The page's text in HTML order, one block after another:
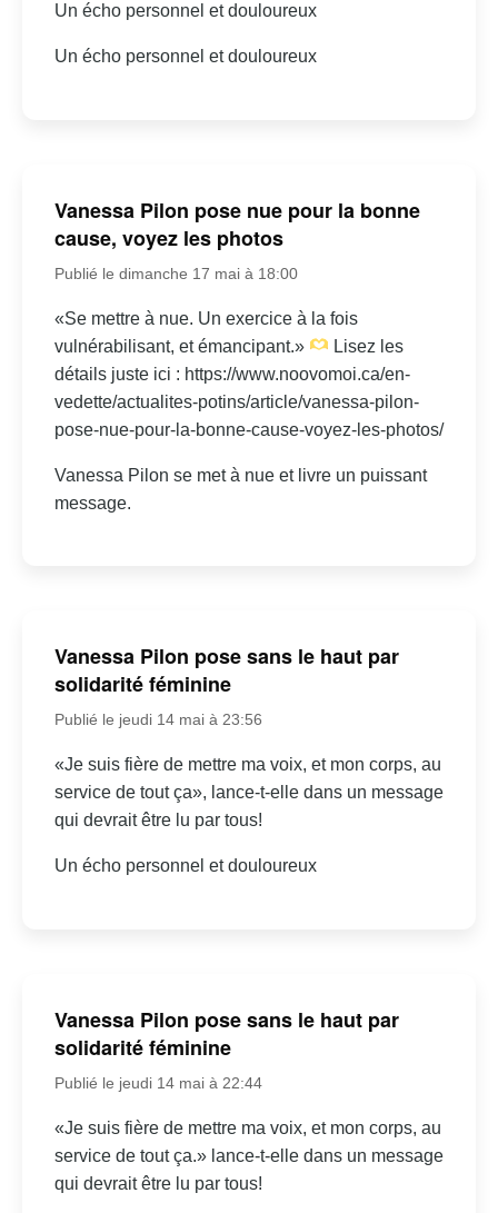
Un écho personnel et douloureux
Un écho personnel et douloureux
Vanessa Pilon pose nue pour la bonne
cause, voyez les photos
Publié le dimanche 17 mai à 18:00
«Se mettre à nue. Un exercice à la fois
vulnérabilisant, et émancipant.»
Lisez les
détails juste ici : https://www.noovomoi.ca/en-
vedette/actualites-potins/article/vanessa-pilon-
pose-nue-pour-la-bonne-cause-voyez-les-photos/
Vanessa Pilon se met à nue et livre un puissant
message.
Vanessa Pilon pose sans le haut par
solidarité féminine
Publié le jeudi 14 mai à 23:56
«Je suis fière de mettre ma voix, et mon corps, au
service de tout ça», lance-t-elle dans un message
qui devrait être lu par tous!
Un écho personnel et douloureux
Vanessa Pilon pose sans le haut par
solidarité féminine
Publié le jeudi 14 mai à 22:44
«Je suis fière de mettre ma voix, et mon corps, au
service de tout ça.» lance-t-elle dans un message
qui devrait être lu par tous!